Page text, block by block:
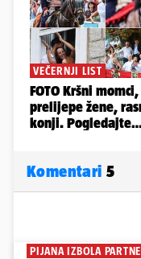
Komentari 5
PIJANA IZBOLA